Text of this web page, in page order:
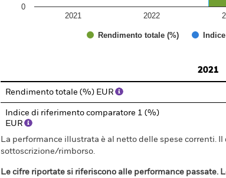
Rendimento totale (%)
2021 2022
0
2021
Rendimento totale (%) EUR
Indice di riferimento comparatore 1 (%)
EUR
La performance illustrata è al netto delle spese correnti.
sottoscrizione/rimborso.
Le cifre riportate si riferiscono alle performance passate.